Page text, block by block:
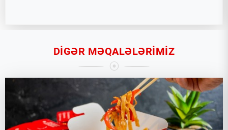
DIGƏR MƏQALƏLƏRIMIZ